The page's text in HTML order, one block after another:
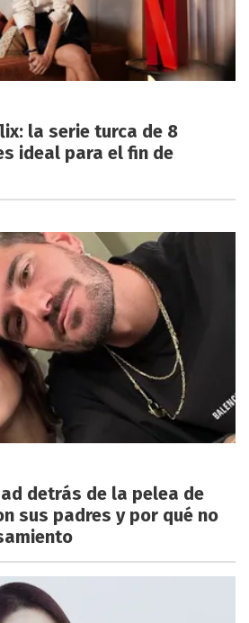
la serie turca de 8
ideal para el fin de
detrás de la pelea de
sus padres y por qué no